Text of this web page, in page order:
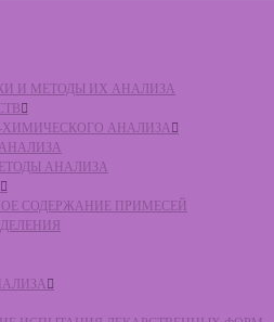
И МЕТОДЫ ИХ АНАЛИЗА
ХИМИЧЕСКОГО АНАЛИЗА
АНАЛИЗА
АНАЛИЗА
СОДЕРЖАНИЕ ПРИМЕСЕЙ